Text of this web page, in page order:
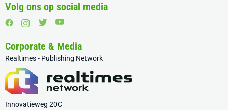
Volg ons op social media
Corporate & Media
Realtimes - Publishing Network
Innovatieweg 20C